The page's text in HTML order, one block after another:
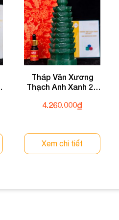
Tháp Văn Xương
Thạch Anh Xanh 2A
4.260.000₫
Xem chi tiết